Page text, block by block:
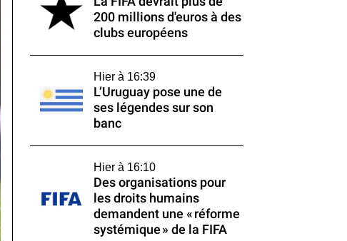
200 millions d'euros à des
clubs européens
Hier à 16:39
L’Uruguay pose une de
ses légendes sur son
banc
Hier à 16:10
Des organisations pour
les droits humains
demandent une « réforme
systémique » de la FIFA